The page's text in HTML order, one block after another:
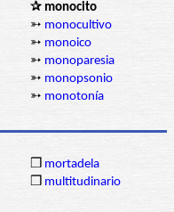
✰ monocito
➳ monocultivo
➳ monoico
➳ monoparesia
➳ monopsonio
➳ monotonía
❒ mortadela
❒ multitudinario